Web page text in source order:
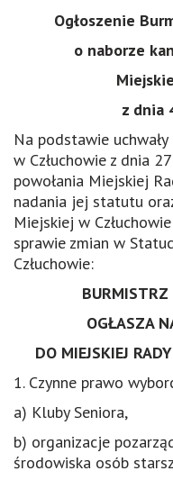
Ogłoszenie
o naborze
z dnia
Na podstawie
w Człuchowie z dnia
powołania Miejskiej
nadania jej statutu
Miejskiej w
sprawie zmian w
Człuchowie:
BURMISTRZ
OGŁASZA
DO MIEJSKIEJ
1. Czynne prawo
a) Kluby Seniora,
b) organizacje
środowiska osób